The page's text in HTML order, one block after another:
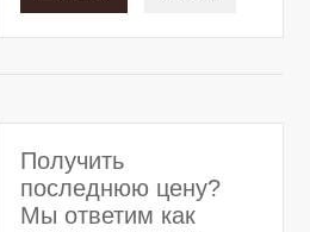
Получить
последнюю цену?
Мы ответим как